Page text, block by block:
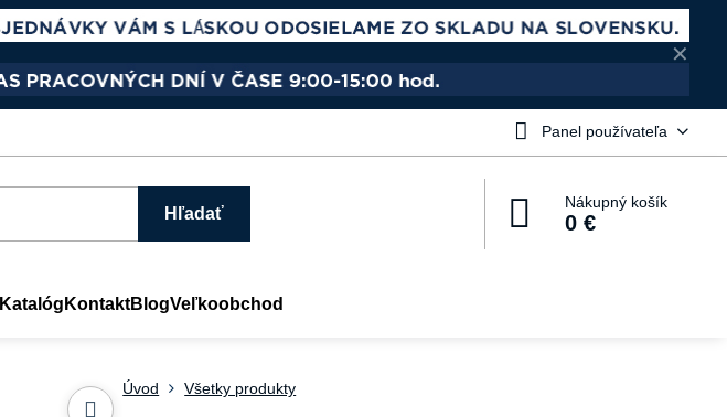
✕
Panel používateľa
Hľadať
Nákupný košík
0 €
Katalóg KontaktBlogVeľkoobchod
Úvod Všetky produkty